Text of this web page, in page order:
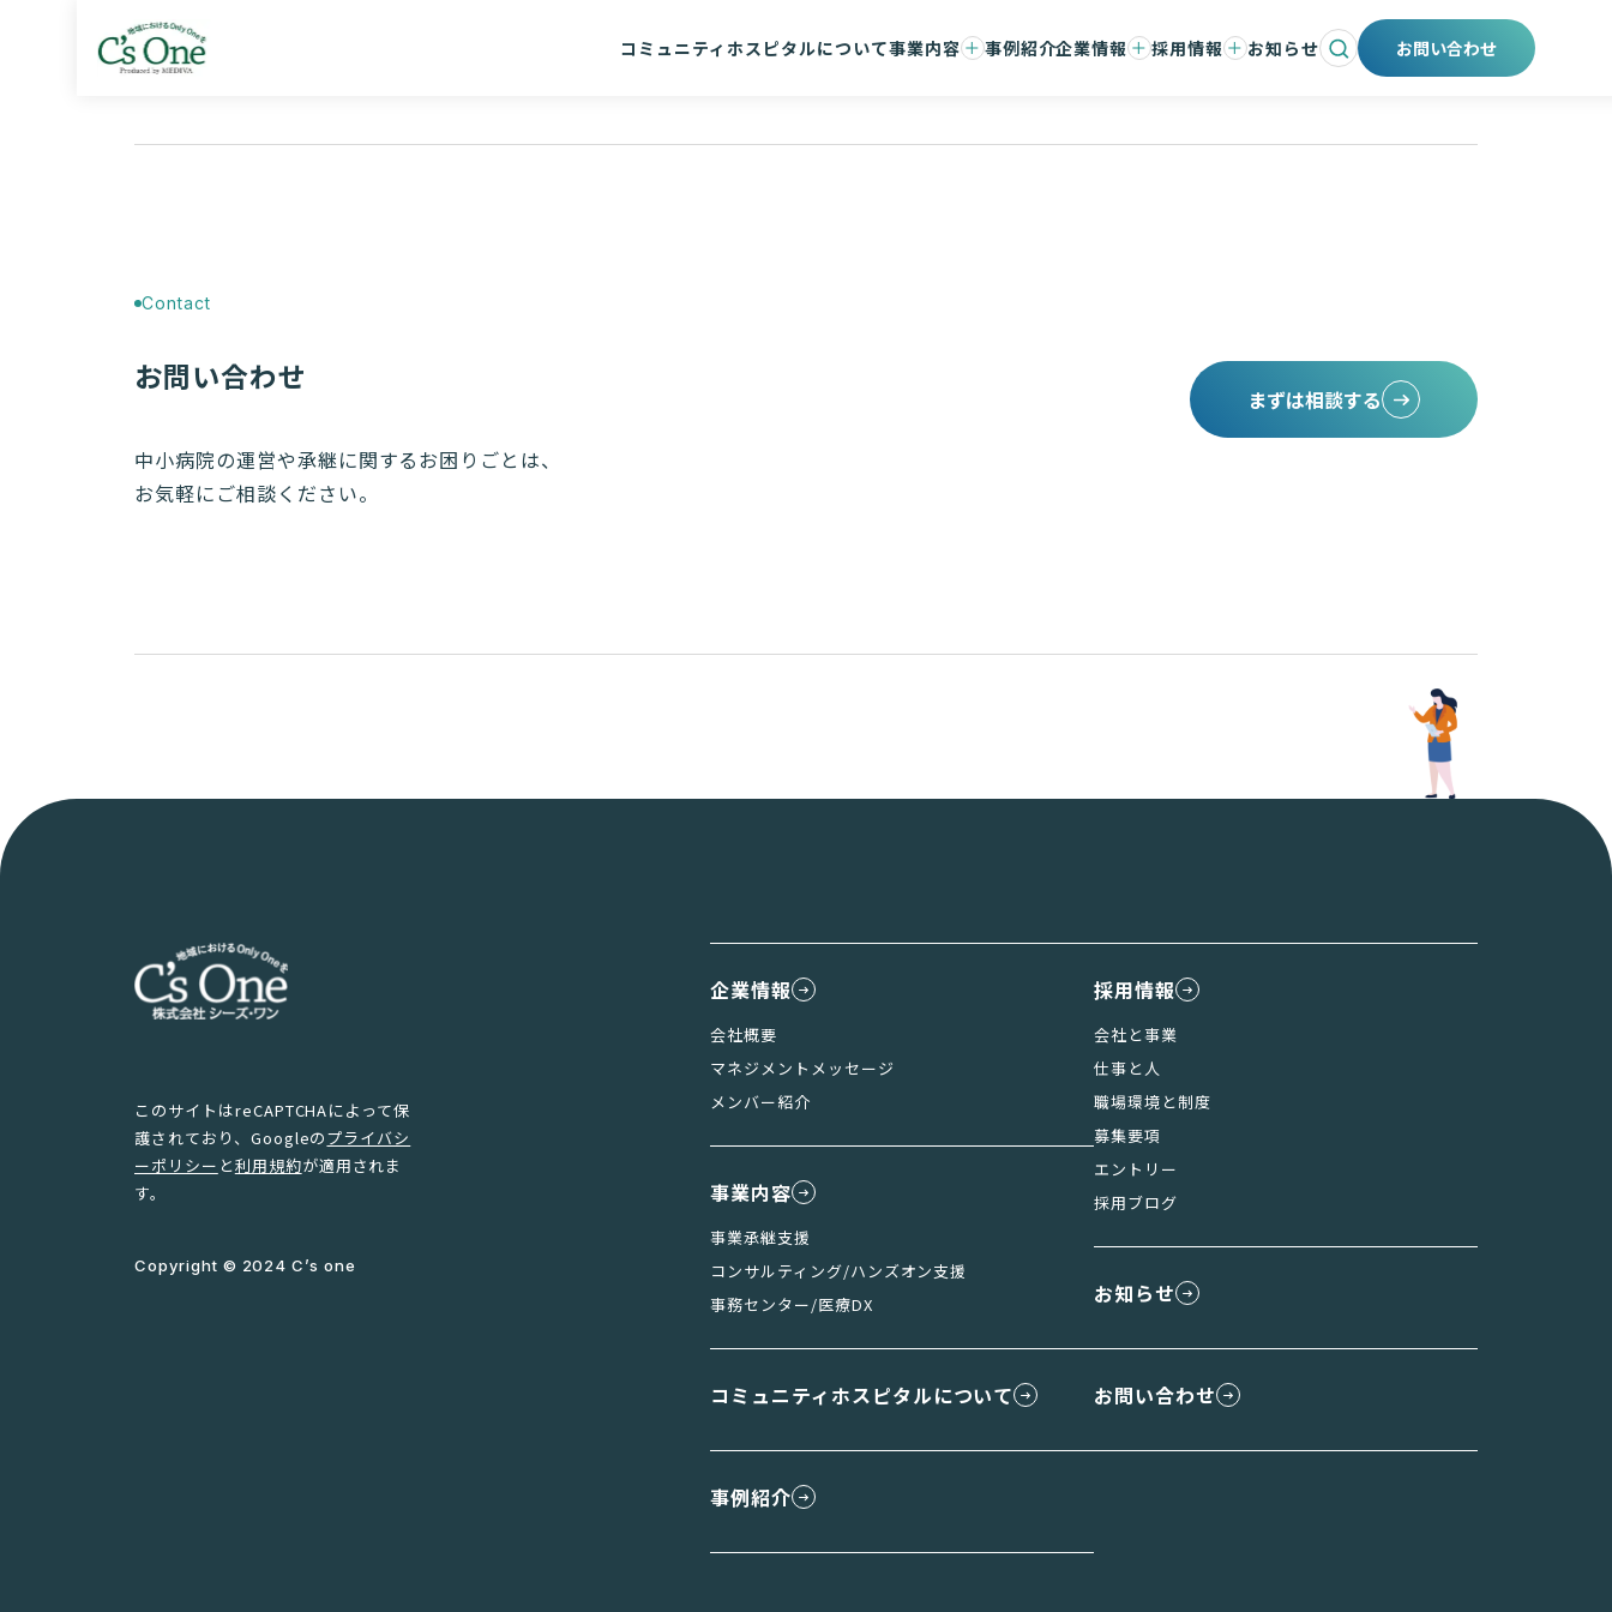
コミュニティホスピタルについて事業内容
事例紹介企業情報
採用情報
お知らせ お問い合わせ
Contact
お問い合わせ
中小病院の運営や承継に関するお困りごとは、
お気軽にご相談ください。
まずは相談する
このサイトはreCAPTCHAによって保
護されており、Googleのプライバシ
ーポリシー と利用規約が適用されま
す。
Copyright © 2024 C’s one
企業情報
会社概要
マネジメントメッセージ
メンバー紹介
事業内容
事業承継支援
コンサルティング/ハンズオン支援
事務センター/医療DX
コミュニティホスピタルについて
事例紹介
採用情報
会社と事業
仕事と人
職場環境と制度
募集要項
エントリー
採用ブログ
お知らせ
お問い合わせ